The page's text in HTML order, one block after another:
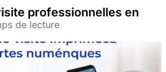
professionnelles en
de lecture